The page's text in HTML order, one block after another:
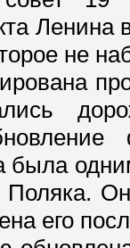
Ленина
не
была
Поляка.
его